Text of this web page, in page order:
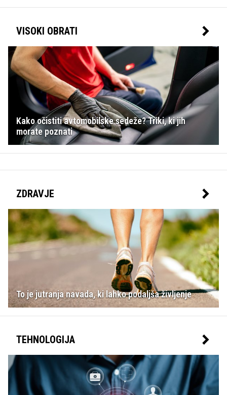
VISOKI OBRATI
Kako očistiti avtomobilske sedeže? Triki, ki jih
morate poznati
ZDRAVJE
To je jutranja navada, ki lahko podaljša življenje
TEHNOLOGIJA